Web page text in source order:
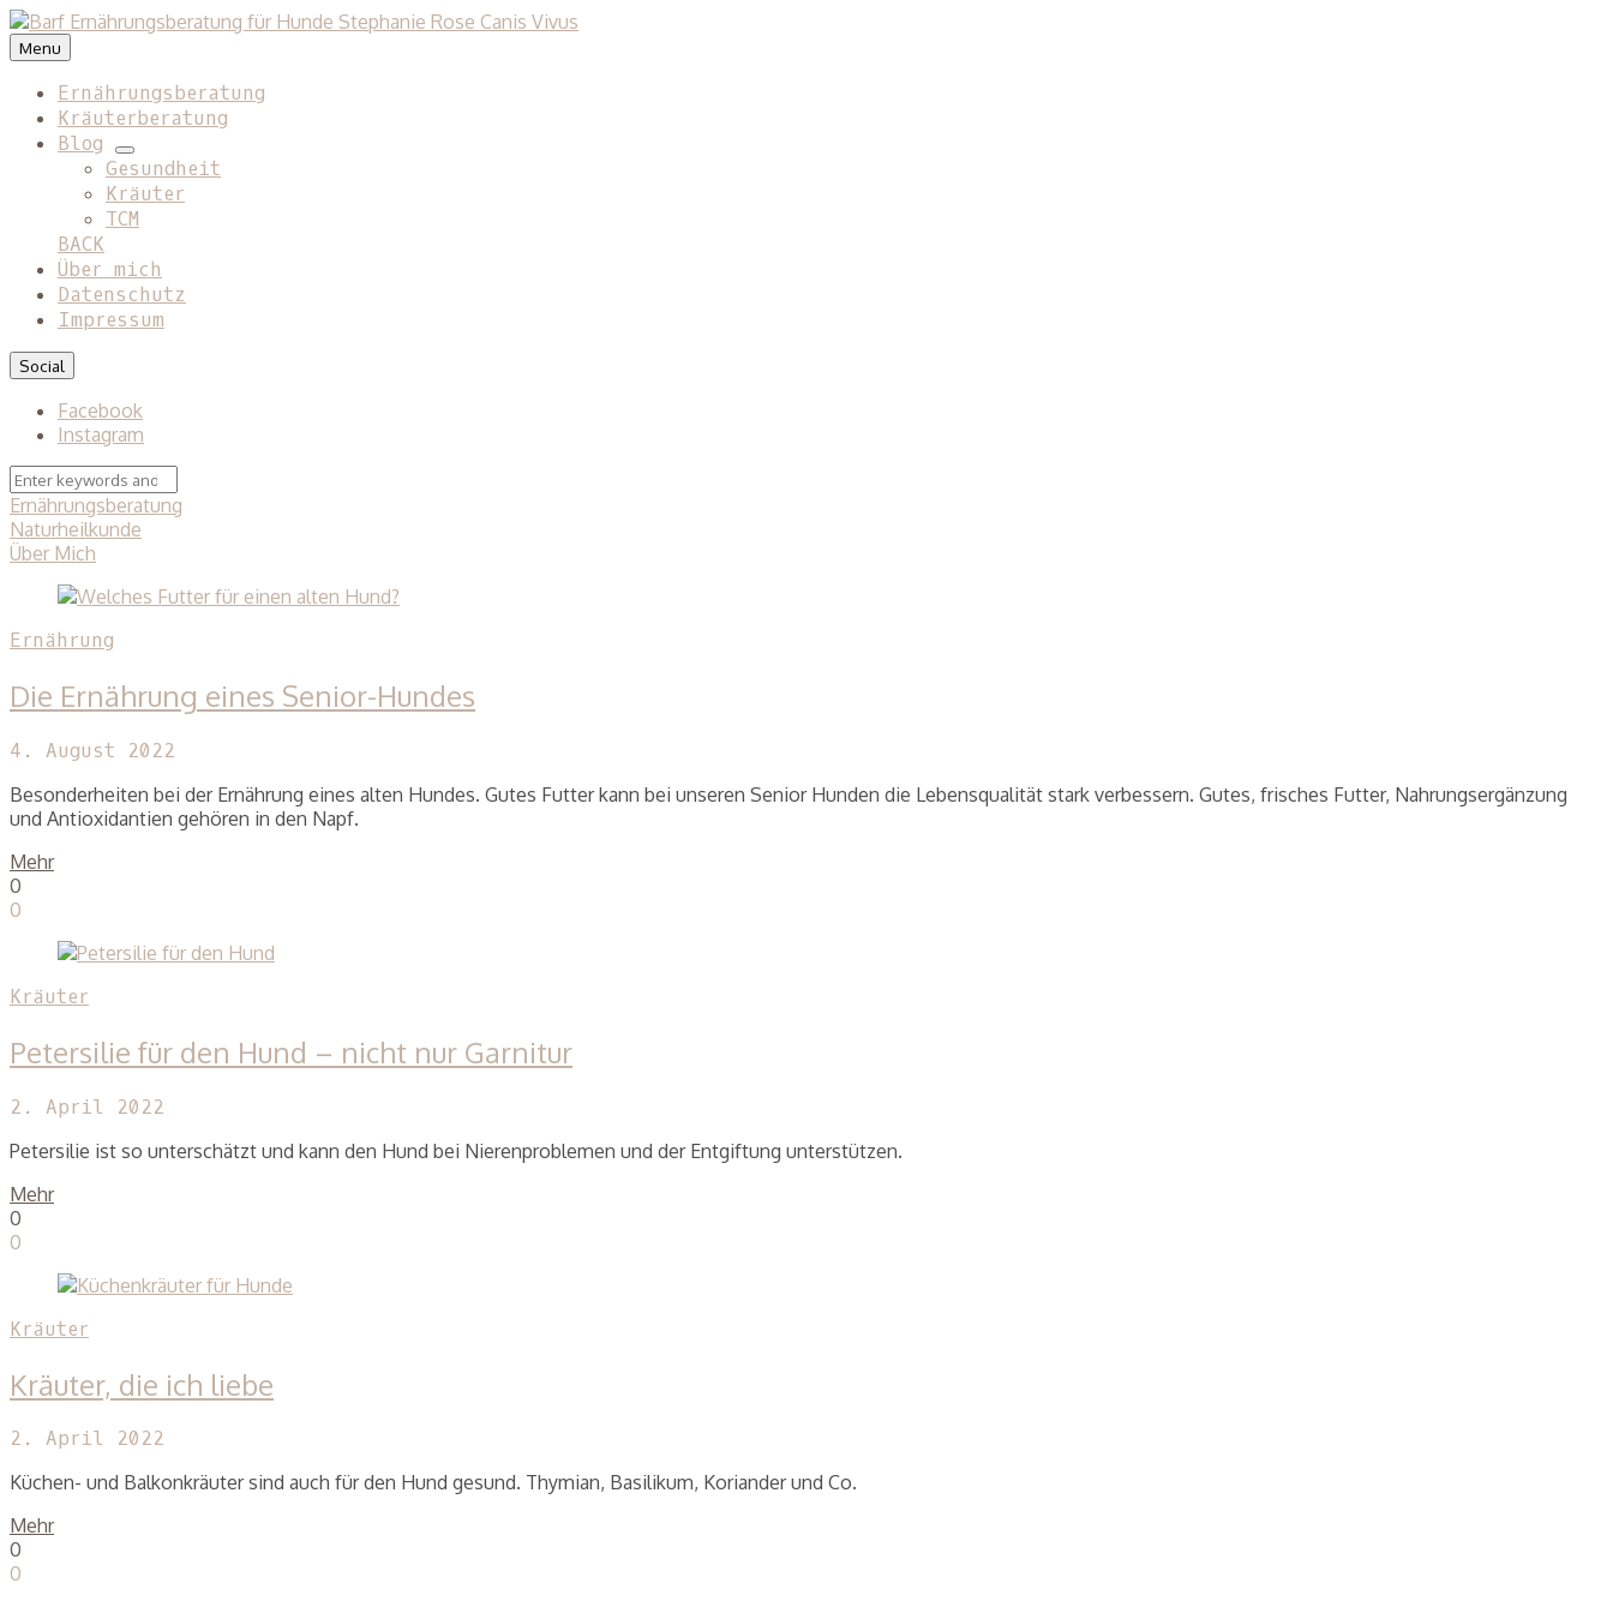
Menu
Ernährungsberatung
Kräuterberatung
Blog
expand
child
menu
Gesundheit
Kräuter
TCM
BACK
Über mich
Datenschutz
Impressum
Social
Facebook
Instagram
Search
Search
for:
Ernährungsberatung
Naturheilkunde
Über Mich
Ernährung
Die Ernährung eines Senior-Hundes
4. August 2022
Besonderheiten bei der Ernährung eines alten Hundes. Gutes Futter kann bei unseren Senior Hunden die Lebensqualität stark verbessern. Gutes, frisches Futter, Nahrungsergänzung
und Antioxidantien gehören in den Napf.
Mehr
0
0
Kräuter
Petersilie für den Hund – nicht nur Garnitur
2. April 2022
Petersilie ist so unterschätzt und kann den Hund bei Nierenproblemen und der Entgiftung unterstützen.
Mehr
0
0
Kräuter
Kräuter, die ich liebe
2. April 2022
Küchen- und Balkonkräuter sind auch für den Hund gesund. Thymian, Basilikum, Koriander und Co.
Mehr
0
0